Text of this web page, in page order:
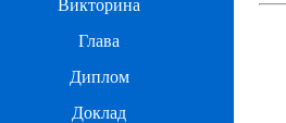
Викторина
Глава
Диплом
Доклад